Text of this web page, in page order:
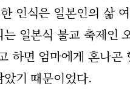
인식은 일본인의 삶
일본식 불교 축제인
하면 엄마에게 혼나
기 때문이었다.